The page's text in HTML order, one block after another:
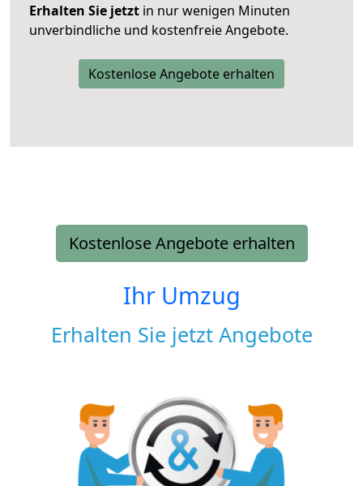
Erhalten Sie jetzt in nur wenigen Minuten
unverbindliche und kostenfreie Angebote.
Kostenlose Angebote erhalten
Kostenlose Angebote erhalten
Ihr Umzug
Erhalten Sie jetzt Angebote